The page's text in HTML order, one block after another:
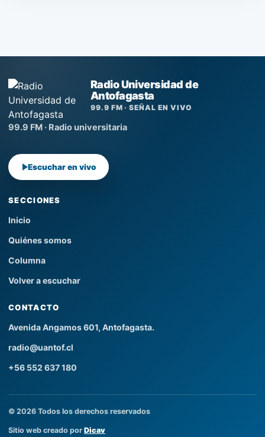
Radio Universidad de
Antofagasta
99.9 FM · SEÑAL EN VIVO
99.9 FM · Radio universitaria
Escuchar en vivo
SECCIONES
Inicio
Quiénes somos
Columna
Volver a escuchar
CONTACTO
Avenida Angamos 601, Antofagasta.
radio@uantof.cl
+56 552 637 180
© 2026 Todos los derechos reservados
Sitio web creado por Dicav